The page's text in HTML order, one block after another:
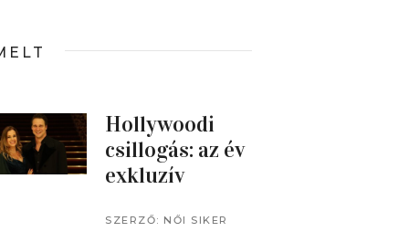
Hollywoodi
csillogás: az év
exkluzív
az Orfeumban
SZERZŐ: NŐI SIKER